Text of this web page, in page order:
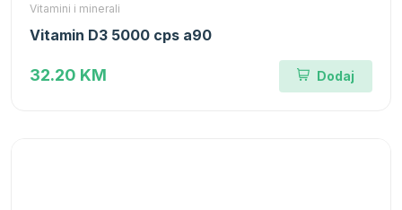
Vitamini i minerali
Vitamin D3 5000 cps a90
32.20 KM Dodaj